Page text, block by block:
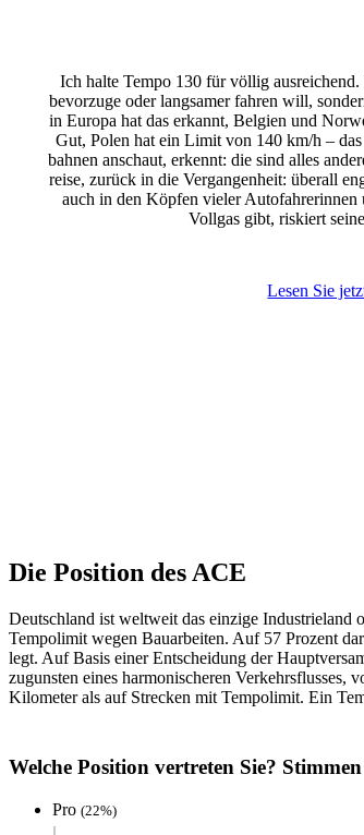
Ich halte Tempo 130 für völlig
bevor­zuge oder lang­samer fahren will,
in Europa hat das erkannt, Belgien und
Gut, Polen hat ein Limit von 140 km/h –
bahnen anschaut, erkennt: die sind alles
reise, zurück in die Vergan­gen­heit: überall
auch in den Köpfen vieler
Vollgas gibt, riskiert
Lesen Sie
Die Posi­tion des ACE
Deutsch­land ist welt­weit das einzige Indus­trie­land
Tempo­limit wegen Bauar­beiten. Auf 57 Prozent
legt. Auf Basis einer Entschei­dung der
zugunsten eines harmo­ni­scheren
Kilo­meter als auf Stre­cken mit Tempo­limit. Ein
Welche Posi­tion vertreten Sie?
Pro (22%)